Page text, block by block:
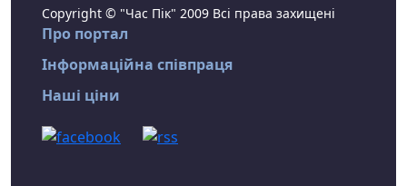
Copyright © "Час Пік" 2009 Всі права захищені
Про портал
Інформаційна співпраця
Наші ціни